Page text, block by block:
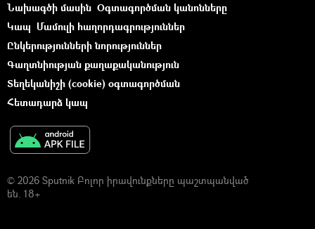
Նախագծի մասին Օգտագործման կանոնները
Կապ Մամուլի հաղորդագրություններ
Ընկերությունների նորություններ
Գաղտնիության քաղաքականություն
Տեղեկանիշի (cookie) օգտագործման
Հետադարձ կապ
© 2026 Sputnik Բոլոր իրավունքները պաշտպանված
են. 18+